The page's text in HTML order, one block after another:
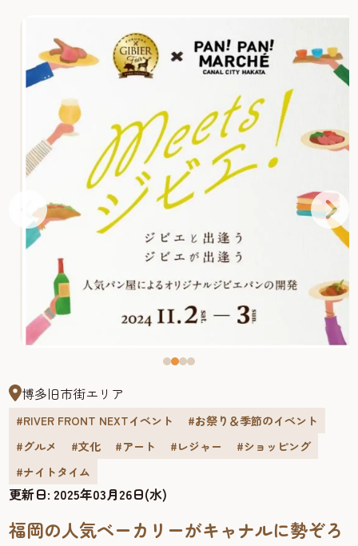
博多旧市街エリア
#RIVER FRONT NEXTイベント
#お祭り＆季節のイベント
#グルメ
#文化 #アート #レジャー
#ショッピング
#ナイトタイム
更新日:2025年03月26日(水)
福岡の人気ベーカリーがキャナルに勢ぞろ